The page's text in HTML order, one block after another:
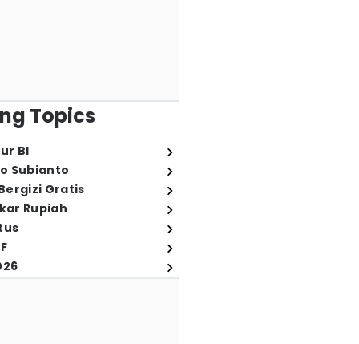
Topics
BI
Subianto
Gratis
Rupiah